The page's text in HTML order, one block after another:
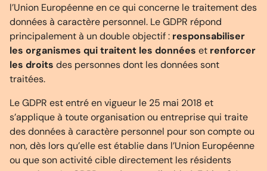
l’Union Européenne en ce qui concerne le traitement des
données à caractère personnel. Le GDPR répond
principalement à un double objectif : responsabiliser
les organismes qui traitent les données et renforcer
les droits des personnes dont les données sont
traitées.
Le GDPR est entré en vigueur le 25 mai 2018 et
s’applique à toute organisation ou entreprise qui traite
des données à caractère personnel pour son compte ou
non, dès lors qu’elle est établie dans l’Union Européenne
ou que son activité cible directement les résidents